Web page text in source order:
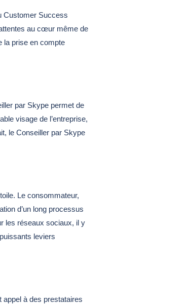
Customer Success
au cœur même de
la prise en compte
par Skype permet de
visage de l’entreprise,
le Conseiller par Skype
Le consommateur,
d’un long processus
les réseaux sociaux, il y
leviers
appel à des prestataires